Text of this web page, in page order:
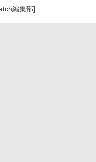
編集部]